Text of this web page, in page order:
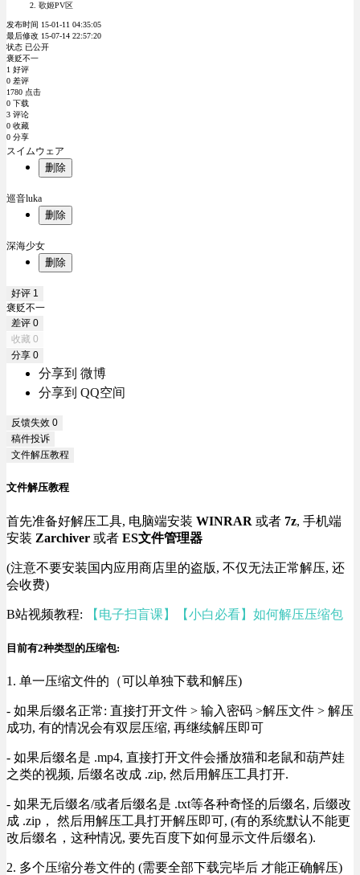
歌姬PV区
发布时间 15-01-11 04:35:05
最后修改 15-07-14 22:57:20
状态 已公开
褒贬不一
1 好评
0 差评
1780 点击
0 下载
3 评论
0 收藏
0 分享
スイムウェア
删除
巡音luka
删除
深海少女
删除
好评 1
褒贬不一
差评 0
收藏 0
分享 0
分享到 微博
分享到 QQ空间
反馈失效 0
稿件投诉
文件解压教程
文件解压教程
首先准备好解压工具, 电脑端安装 WINRAR 或者 7z, 手机端
安装 Zarchiver 或者 ES文件管理器
(注意不要安装国内应用商店里的盗版, 不仅无法正常解压, 还
会收费)
B站视频教程: 【电子扫盲课】【小白必看】如何解压压缩包
目前有2种类型的压缩包:
1. 单一压缩文件的（可以单独下载和解压)
- 如果后缀名正常: 直接打开文件 > 输入密码 >解压文件 > 解压
成功, 有的情况会有双层压缩, 再继续解压即可
- 如果后缀名是 .mp4, 直接打开文件会播放猫和老鼠和葫芦娃
之类的视频, 后缀名改成 .zip, 然后用解压工具打开.
- 如果无后缀名/或者后缀名是 .txt等各种奇怪的后缀名, 后缀改
成 .zip， 然后用解压工具打开解压即可, (有的系统默认不能更
改后缀名，这种情况, 要先百度下如何显示文件后缀名).
2. 多个压缩分卷文件的 (需要全部下载完毕后 才能正确解压)